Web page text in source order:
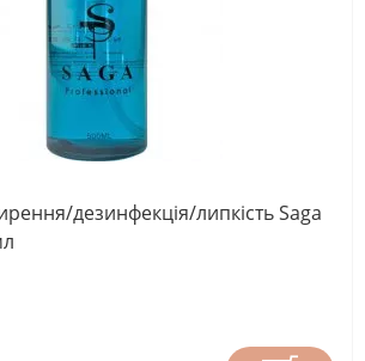
дезинфекція/липкість Saga